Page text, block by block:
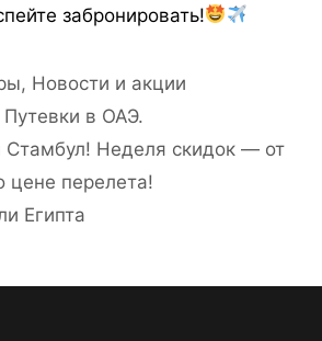
забронировать!
, Новости и акции
в ОАЭ.
Стамбул! Неделя скидок — от
цене перелета!
Египта